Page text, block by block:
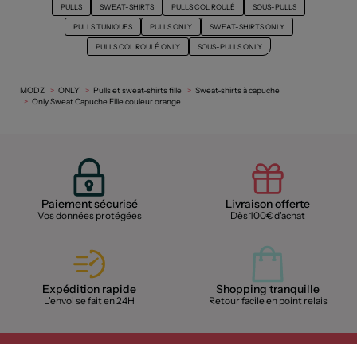
PULLS SWEAT-SHIRTS PULLS COL ROULÉ SOUS-PULLS
PULLS TUNIQUES PULLS ONLY SWEAT-SHIRTS ONLY
PULLS COL ROULÉ ONLY SOUS-PULLS ONLY
MODZ ONLY Pulls et sweat-shirts fille
Sweat-shirts à capuche
Only Sweat Capuche Fille couleur orange
Paiement sécurisé
Vos données protégées
Livraison offerte
Dès 100€ d'achat
Expédition rapide
L'envoi se fait en 24H
Shopping tranquille
Retour facile en point relais